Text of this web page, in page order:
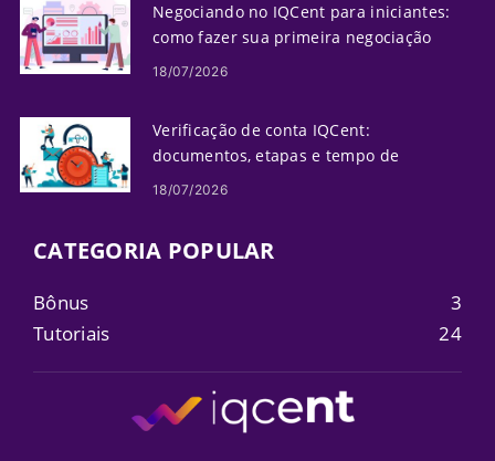
Negociando no IQCent para iniciantes:
como fazer sua primeira negociação
18/07/2026
Verificação de conta IQCent:
documentos, etapas e tempo de
processamento
18/07/2026
CATEGORIA POPULAR
Bônus
3
Tutoriais
24